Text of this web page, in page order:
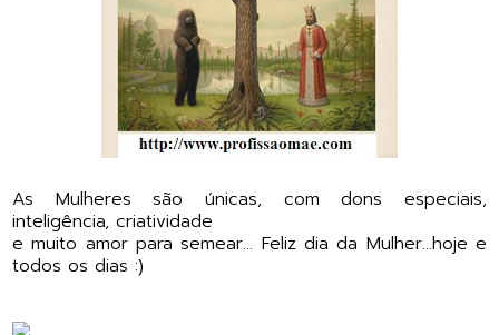
As Mulheres são únicas, com dons especiais,
inteligência, criatividade
e muito amor para semear... Feliz dia da Mulher...hoje e
todos os dias :)